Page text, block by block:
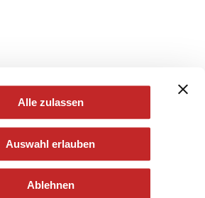
Alle zulassen
Auswahl erlauben
Ablehnen